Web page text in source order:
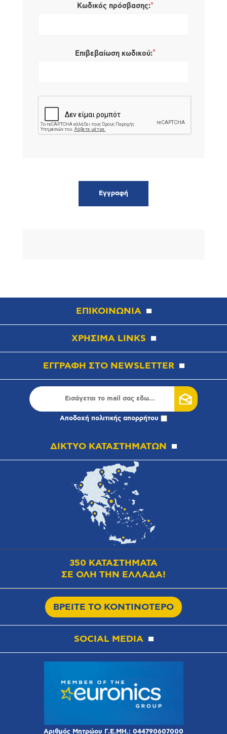
Κωδικός πρόσβασης:*
Επιβεβαίωση κωδικού:*
ΕΠΙΚΟΙΝΩΝΙΑ
ΧΡΗΣΙΜΑ LINKS
ΕΓΓΡΑΦΗ ΣΤΟ NEWSLETTER
Αποδοχή πολιτικής απορρήτου
ΔΙΚΤΥΟ ΚΑΤΑΣΤΗΜΑΤΩΝ
350 ΚΑΤΑΣΤΗΜΑΤΑ
ΣΕ ΟΛΗ ΤΗΝ ΕΛΛΑΔΑ!
ΒΡΕΙΤΕ ΤΟ ΚΟΝΤΙΝΟΤΕΡΟ
SOCIAL MEDIA